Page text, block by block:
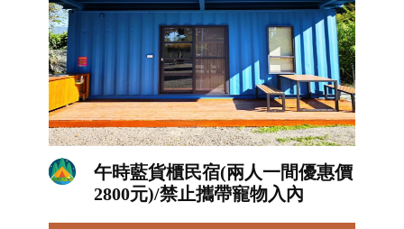
午時藍貨櫃民宿(兩人一間優惠價
2800元)/禁止攜帶寵物入內